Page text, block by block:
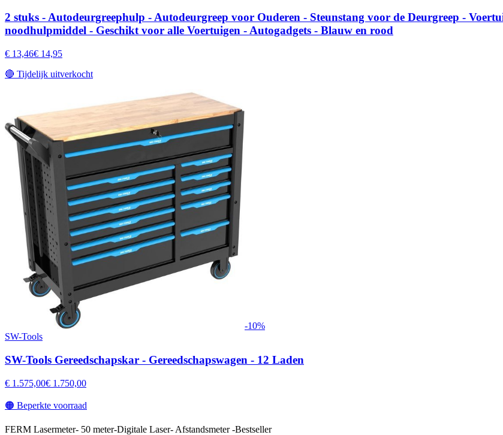
2 stuks - Autodeurgreephulp - Autodeurgreep voor Ouderen - Steunstang voor de Deurgreep -
noodhulpmiddel - Geschikt voor alle Voertuigen - Autogadgets - Blauw en rood
€ 13,46€ 14,95
🔴 Tijdelijk uitverkocht
-10%
SW-Tools
SW-Tools Gereedschapskar - Gereedschapswagen - 12 Laden
€ 1.575,00€ 1.750,00
🟠 Beperkte voorraad
FERM Lasermeter- 50 meter-Digitale Laser- Afstandsmeter -Bestseller